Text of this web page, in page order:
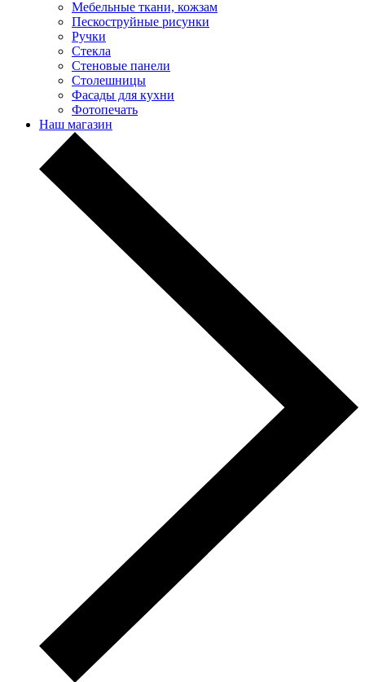
Мебельные ткани, кожзам
Пескоструйные рисунки
Ручки
Стекла
Стеновые панели
Столешницы
Фасады для кухни
Фотопечать
Наш магазин